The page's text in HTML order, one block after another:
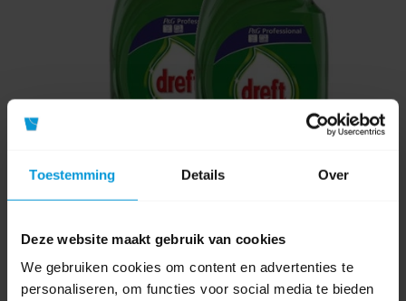
Toestemming Details Over
Deze website maakt gebruik van cookies
We gebruiken cookies om content en advertenties te
personaliseren, om functies voor social media te bieden